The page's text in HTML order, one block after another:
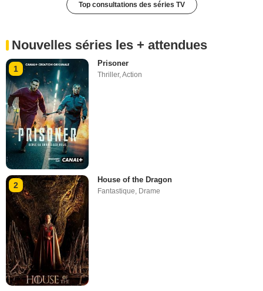
Top consultations des séries TV
Nouvelles séries les + attendues
1
Prisoner
Thriller,Action
2
House of the Dragon
Fantastique, Drame